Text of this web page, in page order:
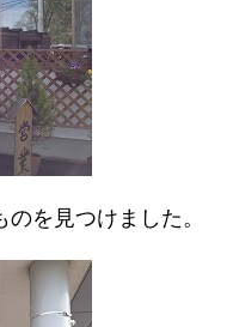
を見つけました。